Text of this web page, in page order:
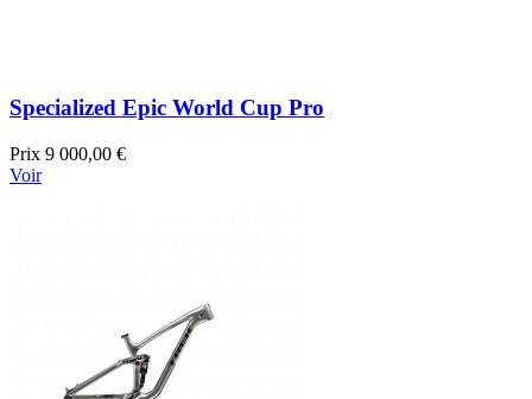
Specialized Epic World Cup Pro
Prix 9 000,00 €
Voir